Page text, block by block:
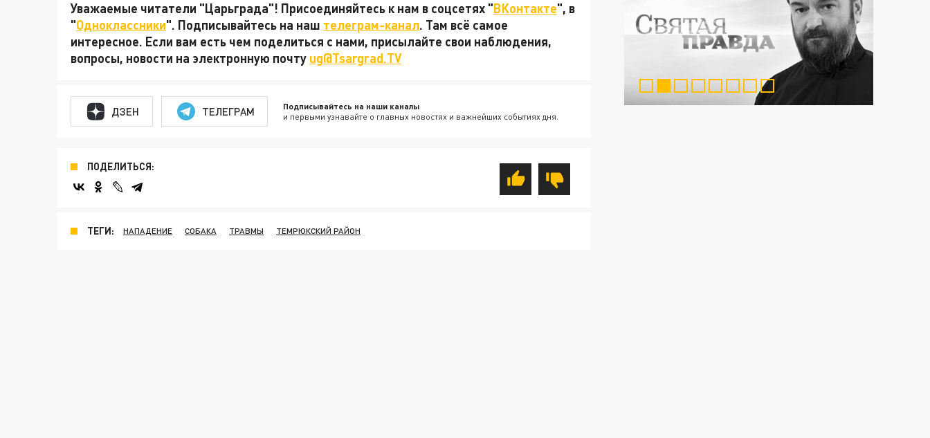
Уважаемые читатели "Царьграда"! Присоединяйтесь к нам в соцсетях "ВКонтакте", в
"Одноклассники". Подписывайтесь на наш телеграм-канал. Там всё самое
интересное. Если вам есть чем поделиться с нами, присылайте свои наблюдения,
вопросы, новости на электронную почту ug@Tsargrad.TV
ДЗЕН ТЕЛЕГРАМ Подписывайтесь на наши каналы
и первыми узнавайте о главных новостях и важнейших событиях дня.
ПОДЕЛИТЬСЯ:
ТЕГИ: НАПАДЕНИЕ СОБАКА ТРАВМЫ ТЕМРЮКСКИЙ РАЙОН